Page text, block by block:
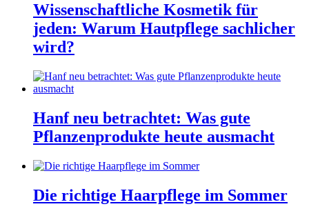
Wissenschaftliche Kosmetik für
jeden: Warum Hautpflege sachlicher
wird?
Hanf neu betrachtet: Was gute
Pflanzenprodukte heute ausmacht
Die richtige Haarpflege im Sommer